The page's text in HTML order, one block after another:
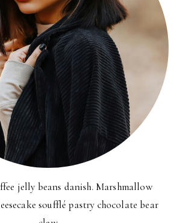
jelly beans danish. Marshmallow
soufflé pastry chocolate bear